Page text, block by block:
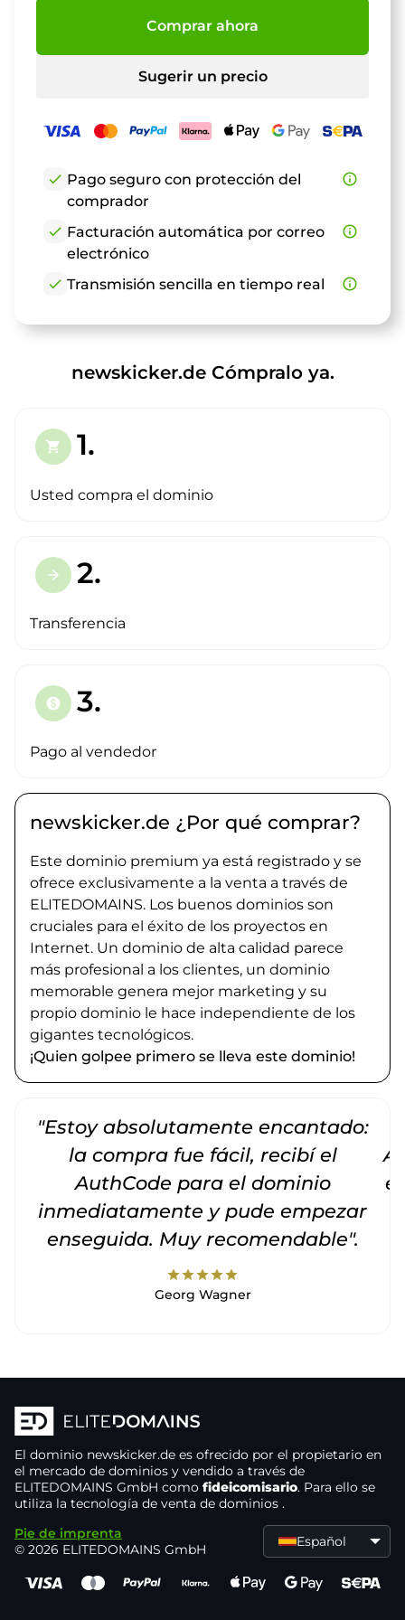
Comprar ahora
Sugerir un precio
check Pago seguro con protección del
comprador
info_outline
check Facturación automática por correo
electrónico
info_outline
check Transmisión sencilla en tiempo real info_outline
newskicker.de Cómpralo ya.
shopping_cart 1.
Usted compra el dominio
arrow_forward 2.
Transferencia
paid 3.
Pago al vendedor
newskicker.de ¿Por qué comprar?
Este dominio premium ya está registrado y se
ofrece exclusivamente a la venta a través de
ELITEDOMAINS. Los buenos dominios son
cruciales para el éxito de los proyectos en
Internet. Un dominio de alta calidad parece
más profesional a los clientes, un dominio
memorable genera mejor marketing y su
propio dominio le hace independiente de los
gigantes tecnológicos.
¡Quien golpee primero se lleva este dominio!
"Estoy absolutamente encantado:
la compra fue fácil, recibí el
AuthCode para el dominio
inmediatamente y pude empezar
enseguida. Muy recomendable".
starstarstarstarstar
Georg Wagner
El dominio newskicker.de es ofrecido por el propietario en
el mercado de dominios y vendido a través de
ELITEDOMAINS GmbH como fideicomisario. Para ello se
utiliza la tecnología de venta de dominios .
Pie de imprenta
© 2026 ELITEDOMAINS GmbH
Español